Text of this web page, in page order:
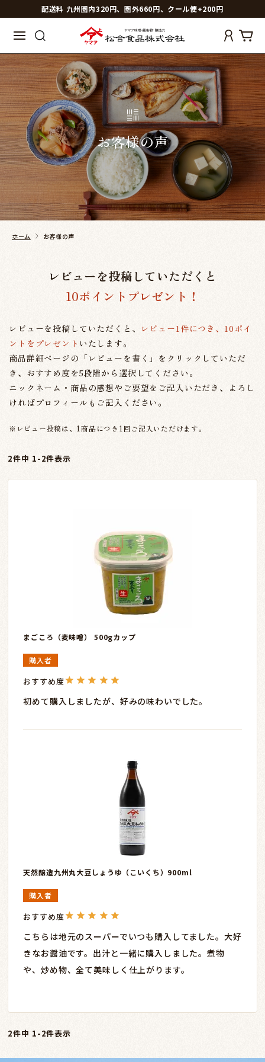
配送料 九州圏内320円、圏外660円、クール便+200円
お客様の声
ホーム お客様の声
レビューを投稿していただくと
10ポイントプレゼント！
レビューを投稿していただくと、 レビュー1件につき、10ポイ
ントをプレゼント いたします。
商品詳細ページの「レビューを書く」をクリックしていただ
き、おすすめ度を5段階から選択してください。
ニックネーム・商品の感想やご要望をご記入いただき、よろし
ければプロフィールもご記入ください。
※レビュー投稿は、1商品につき1回ご記入いただけます。
2件中 1-2件表示
まごころ（麦味噌） 500gカップ
購入者
初めて購入しましたが、好みの味わいでした。
天然醸造九州丸大豆しょうゆ（こいくち）900ml
購入者
こちらは地元のスーパーでいつも購入してました。大好
きなお醤油です。出汁と一緒に購入しました。煮物
や、炒め物、全て美味しく仕上がります。
2件中 1-2件表示